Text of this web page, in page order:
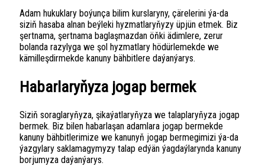
Adam hukuklary boýunça bilim kurslaryny, çärelerini ýa-da
siziň hasaba alnan beýleki hyzmatlaryňyzy üpjün etmek. Biz
şertnama, şertnama baglaşmazdan öňki ädimlere, zerur
bolanda razylyga we şol hyzmatlary hödürlemekde we
kämilleşdirmekde kanuny bähbitlere daýanýarys.
Habarlaryňyza jogap bermek
Siziň soraglaryňyza, şikaýatlaryňyza we talaplaryňyza jogap
bermek. Biz bilen habarlaşan adamlara jogap bermekde
kanuny bähbitlerimize we kanunyň jogap bermegimizi ýa-da
ýazgylary saklamagymyzy talap edýän ýagdaýlarynda kanuny
borjumyza daýanýarys.